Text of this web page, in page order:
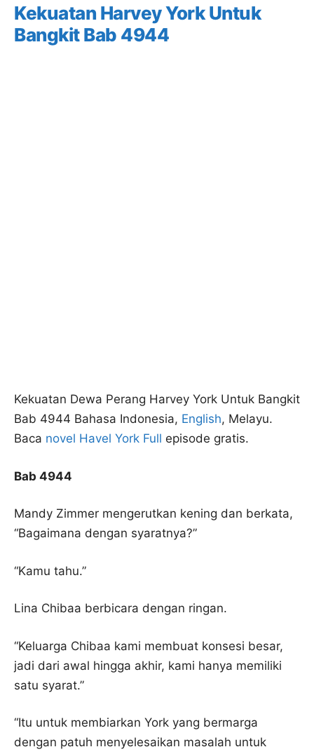
Kekuatan Harvey York Untuk
Bangkit Bab 4944
Kekuatan Dewa Perang Harvey York Untuk Bangkit
Bab 4944 Bahasa Indonesia, English, Melayu.
Baca novel Havel York Full episode gratis.
Bab 4944
Mandy Zimmer mengerutkan kening dan berkata,
“Bagaimana dengan syaratnya?”
“Kamu tahu.”
Lina Chibaa berbicara dengan ringan.
“Keluarga Chibaa kami membuat konsesi besar,
jadi dari awal hingga akhir, kami hanya memiliki
satu syarat.”
“Itu untuk membiarkan York yang bermarga
dengan patuh menyelesaikan masalah untuk